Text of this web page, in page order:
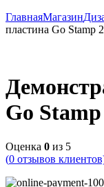
ГлавнаяМагазин
пластина Go Stamp
Go
Оценка 0 из 5
(0 отзывов